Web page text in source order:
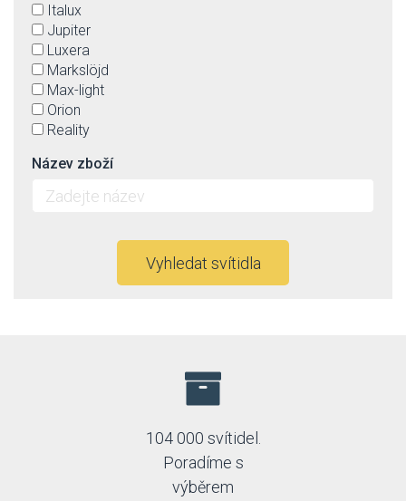
Italux
Jupiter
Luxera
Markslöjd
Max-light
Orion
Reality
Název zboží
Vyhledat svítidla
104 000 svítidel.
Poradíme s
výběrem